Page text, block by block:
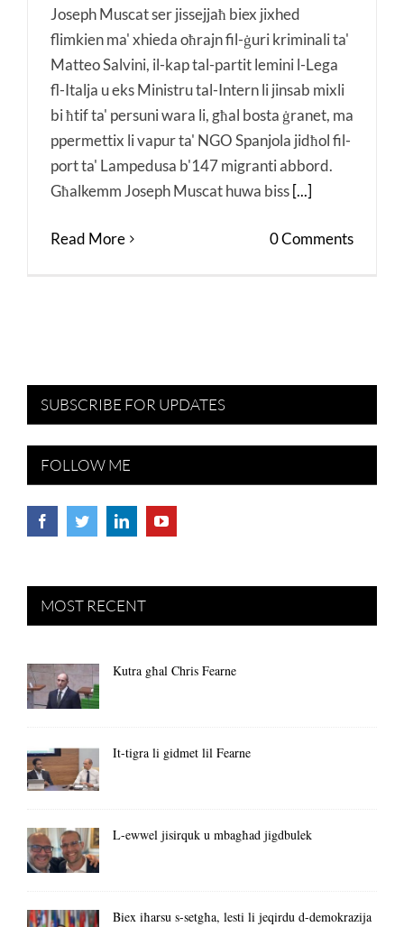
Joseph Muscat ser jissejjaħ biex jixhed
flimkien ma' xhieda oħrajn fil-ġuri kriminali ta'
Matteo Salvini, il-kap tal-partit lemini l-Lega
fl-Italja u eks Ministru tal-Intern li jinsab mixli
bi ħtif ta' persuni wara li, għal bosta ġranet, ma
ppermettix li vapur ta' NGO Spanjola jidħol fil-
port ta' Lampedusa b'147 migranti abbord.
Għalkemm Joseph Muscat huwa biss [...]
Read More 0 Comments
SUBSCRIBE FOR UPDATES
FOLLOW ME
MOST RECENT
Kutra għal Chris Fearne
It-tigra li gidmet lil Fearne
L-ewwel jisirquk u mbagħad jigdbulek
Biex iħarsu s-setgħa, lesti li jeqirdu d-demokrazija